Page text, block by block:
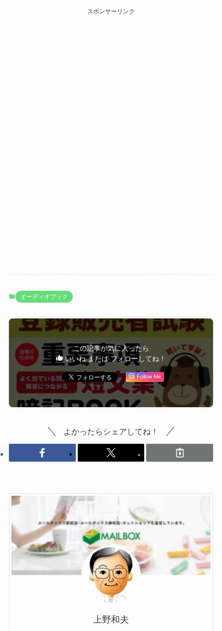
スポンサーリンク
オーディオブック
この記事が気に入ったら
いいね または フォローしてね！
Follow Me
よかったらシェアしてね！
上野和夫